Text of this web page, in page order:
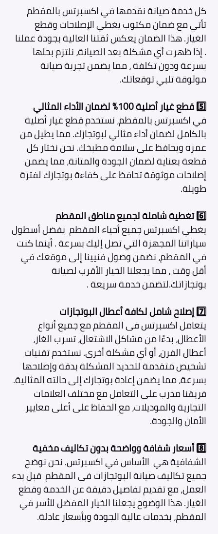
كل خدمة صيانة نقدمها في اكسبرتس بالمقطم
تأتي مع ضمان مكتوب يغطي الإصلاحات وقطع
الغيار. هذا الضمان يعكس ثقتنا العالية بجودة عملنا
. إذا ظهرت أي مشكلة بعد الصيانة، نلتزم بحلها
بسرعة ودون تكلفة ، مما يضمن تجربة صيانة
موثوقة تلبي توقعاتك.
5️⃣قطع غيار أصلية 100% لضمان الأداء المثالي
في اكسبرتس بالمقطم، نستخدم قطع غيار أصلية
بالكامل لضمان أداء مثالي لبوتجازك. مما يطيل من
عمره ويحافظ على سلامة مطبخك. نحن نختار كل
قطعة بعناية لضمان الجودة والمتانة، مما يضمن
إصلاحات موثوقة تحافظ على كفاءة بوتجازك لفترة
طويلة.
6️⃣تغطية شاملة لجميع مناطق المقطم
يغطي اكسبرتس جميع أحياء المقطم بفضل أسطول
سياراتنا المجهزة التي تصل إليك بسرعة . أينما كنت
في المقطم، نضمن وصول فنيينا إلى موقعك في
أقل وقت ، مما يجعلنا الخيار الأقرب لصيانة
بوتجازاتك.لتضمن خدمة سريعة .
7️⃣إصلاح شامل لكافة أعطال البوتجازات
يتعامل اكسبرتس فى المقطممع جميع أنواع
الأعطال، بدءًا من مشاكل الاشتعال، تسرب الغاز،
أعطال الفرن، أو أي مشكلة أخرى. نستخدم تقنيات
تشخيص متقدمة لتحديد المشكلة بدقة وإصلاحها
بسرعة، مما يضمن إعادة بوتجازك إلى حالته المثالية.
فريقنا مدرب على التعامل مع مختلف العلامات
التجارية والموديلات، مع الحفاظ على أعلى معايير
الأمان والجودة.
8️⃣أسعار شفافة وواضحة بدون تكاليف مخفية
الشفافية هي الأساس في اكسبرتس. نحن نوضح
جميع تكاليف صيانة البوتجازات فى المقطم قبل بدء
العمل، مع تقديم تفاصيل دقيقة عن الخدمة وقطع
الغيار. هذا الوضوح يجعلنا الخيار المفضل للأسر في
المقطم، بخدمات عالية الجودة وبأسعار عادلة.